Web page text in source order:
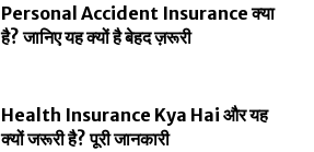
Personal Accident Insurance क्या
है? जानिए यह क्यों है बेहद ज़रूरी
Health Insurance Kya Hai और यह
क्यों जरूरी है? पूरी जानकारी